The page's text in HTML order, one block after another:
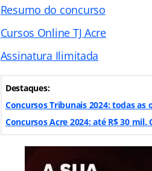
Resumo do concurso
Cursos Online TJ Acre
Assinatura Ilimitada
Destaques:
Concursos Tribunais 2024: todas as
Concursos Acre 2024: até R$ 30 mil.